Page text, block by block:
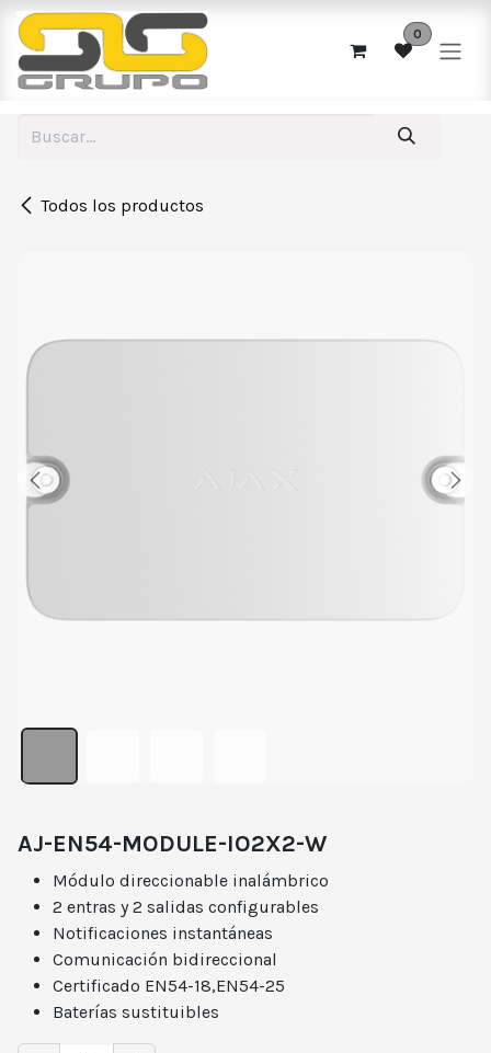
Ir al contenido
0
Todos los productos
AJ-EN54-MODULE-IO2X2-W
Módulo direccionable inalámbrico
2 entras y 2 salidas configurables
Notificaciones instantáneas
Comunicación bidireccional
Certificado EN54-18,EN54-25
Baterías sustituibles